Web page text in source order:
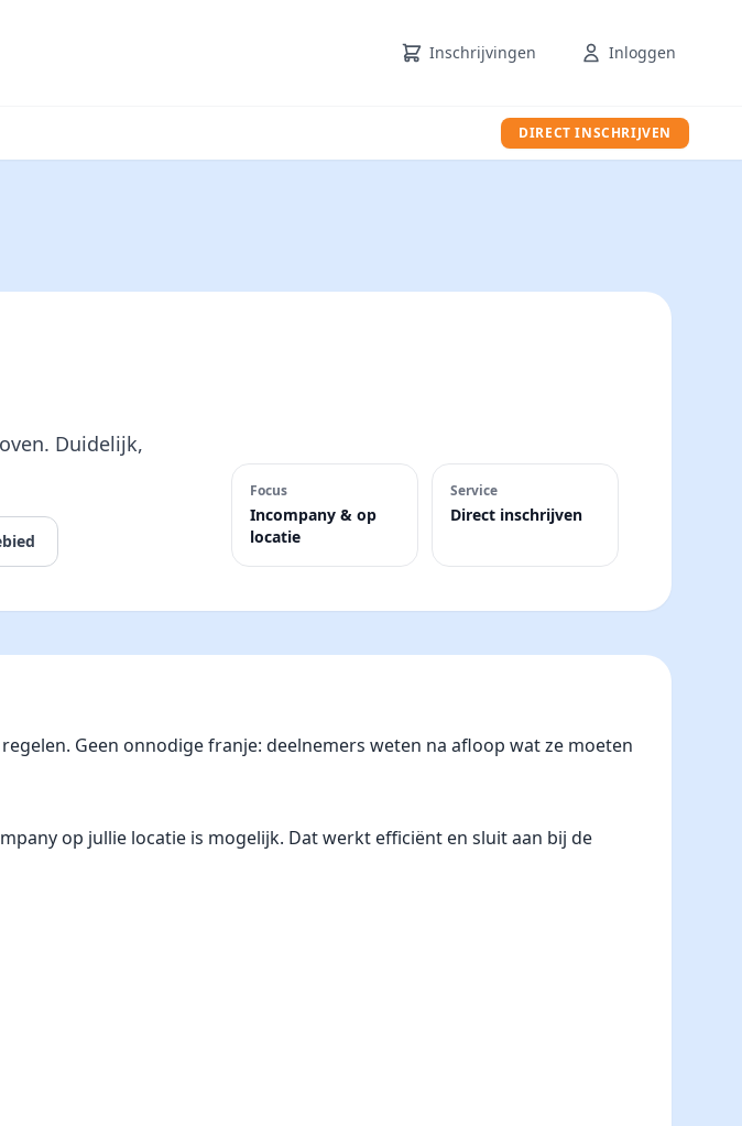
Inschrijvingen Inloggen
DIRECT INSCHRIJVEN
Duidelijk,
Focus
Incompany & op
locatie
Service
Direct inschrijven
Geen onnodige franje: deelnemers weten na afloop wat ze moeten
op jullie locatie is mogelijk. Dat werkt efficiënt en sluit aan bij de